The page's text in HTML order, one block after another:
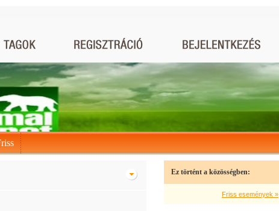
Ez történt a közösségben:
Friss események »